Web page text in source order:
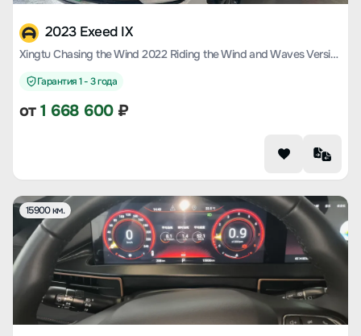
2023 Exeed IX
Xingtu Chasing the Wind 2022 Riding the Wind and Waves Version 1.5T CVT Yufeng Popular Version
Гарантия 1 - 3 года
от1 668 600₽
15900 км.